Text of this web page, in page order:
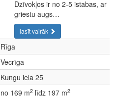
Dzīvokļos ir no 2-5 istabas, ar
griestu augs…
lasīt vairāk
Rīga
Vecrīga
Kungu iela 25
no 169 m2 līdz 197 m2